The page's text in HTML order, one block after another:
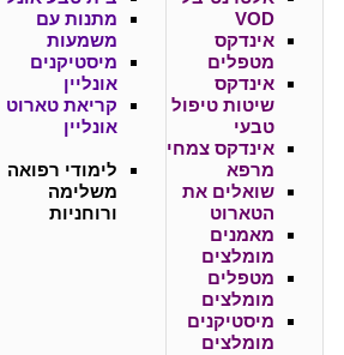
VOD
אינדקס
מטפלים
אינדקס
שיטות טיפול
טבעי
אינדקס צמחי
מרפא
שואלים את
הטארוט
מאמנים
מומלצים
מטפלים
מומלצים
מיסטיקנים
מומלצים
מתנות עם
משמעות
מיסטיקנים
אונליין
קריאת טארוט
אונליין
לימודי רפואה
משלימה
ורוחניות